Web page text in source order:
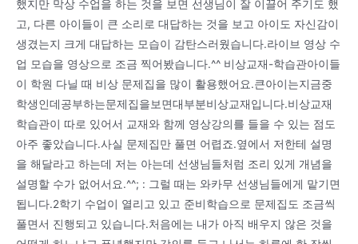
했지만 막상 수업을 하는 것을 보면 선생님이 잘 이끌어 주기도 했
고, 다른 아이들이 큰 소리로 대답하는 것을 보고 아이도 자신감이
생겼는지 크게 대답하는 모습이 감탄스러웠습니다.라이브 영상 수
업 모습을 영상으로 조금 찍어봤습니다.^^ 비상교재-학습관아이들
이 학원 다닐 때 비상 문제집을 많이 활용했어요.큰아이는지금중
학생인데공부하는문제집을보면대부분비상교재입니다.비상교재
학습관이 따로 있어서 교재와 함께 영상강의를 들을 수 있는 점도
아주 좋았습니다.사실 문제집만 풀면 어렵죠.옆에서 저한테 설명
을 해달라고 하는데 저는 아는데 선생님들처럼 조리 있게 개념을
설명할 수가 없어서요.^^; : 그럴 때는 와카무 선생님들에게 맡기면
됩니다.2학기 수업이 열리고 있고 준비학습으로 문제집도 조금씩
풀면서 진행되고 있습니다.처음에는 내가 아직 배우지 않은 것을